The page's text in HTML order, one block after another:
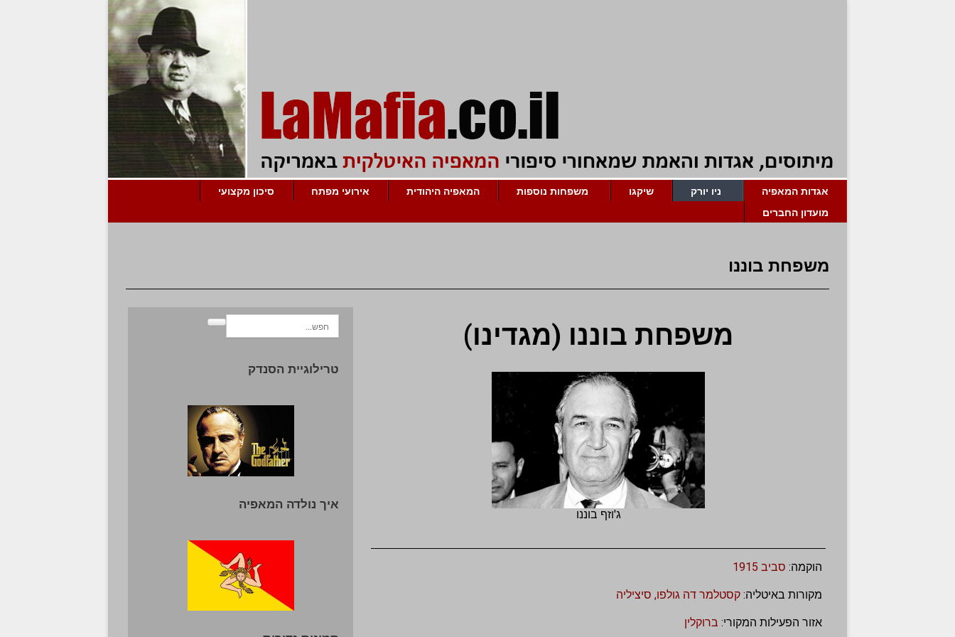
אגדות המאפיה ניו יורק שיקגו משפחות נוספות המאפיה היהודית אירועי מפתח
סיכון מקצועי
מועדון החברים
משפחת בוננו
משפחת בוננו (מגדינו)
ג'וזף בוננו
הוקמה: סביב 1915
מקורות באיטליה: קסטלמר דה גולפו, סיציליה
אזור הפעילות המקורי: ברוקלין
טרילוגיית הסנדק
איך נולדה המאפיה